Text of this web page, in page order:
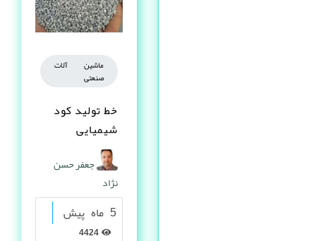
ماشین آلات
صنعتی
خط تولید کود
شیمیایی
گرانولی
جعفر حسن
نژاد
5 ماه پیش